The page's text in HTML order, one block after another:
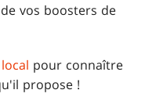
vos boosters de
pour connaître
propose !